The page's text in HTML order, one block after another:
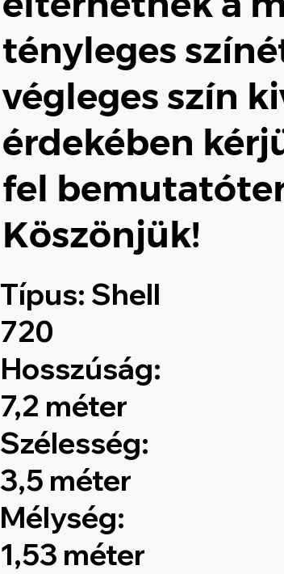
tényleges
végleges szín
érdekében
fel
Köszönjük!
Típus: Shell
720
Hosszúság:
7,2 méter
Szélesség:
3,5 méter
Mélység:
1,53 méter